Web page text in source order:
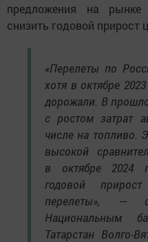
предложения на рынке
снизить годовой прирост
«Перелеты по
хотя в октябре
дорожали. В
с ростом затрат
числе на топливо.
высокой
в октябре 2024
годовой
перелеты», —
Национальным
Татарстан Волго-